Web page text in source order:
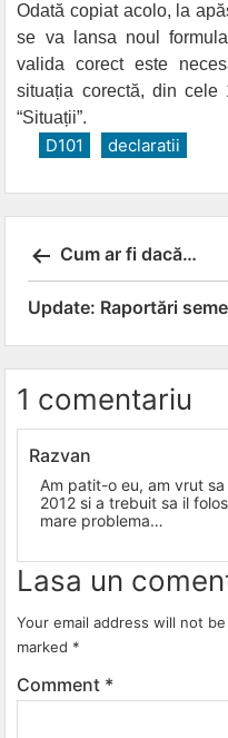
Odată copiat acolo, la
se va lansa noul
valida corect este
situația corectă, din
“Situații”.
D101 declaratii
Post
navigation
Cum ar fi dacă…
Update: Raportări
1 comentariu
Razvan
Am patit-o eu, am vrut
2012 si a trebuit sa il
mare problema…
Lasa un
Your email address will not
marked *
Comment *